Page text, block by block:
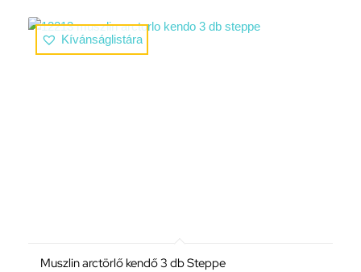
Kívánságlistára
Muszlin arctörlő kendő 3 db Steppe